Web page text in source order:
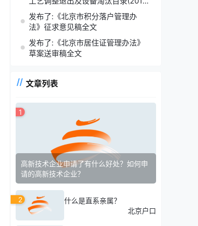
年版)
发布了:《北京市积分落户管理办
法》征求意见稿全文
发布了:《北京市居住证管理办法》
草案送审稿全文
文章列表
1
高新技术企业申请了有什么好处？如何申
请的高新技术企业？
2
什么是直系亲属？
北京户口